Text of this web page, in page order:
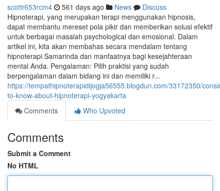
scottr653rcm4 561 days ago News
Discuss
Hipnoterapi, yang merupakan terapi menggunakan hipnosis,
dapat membantu mereset pola pikir dan memberikan solusi efektif
untuk berbagai masalah psychological dan emosional. Dalam
artikel ini, kita akan membahas secara mendalam tentang
hipnoterapi Samarinda dan manfaatnya bagi kesejahteraan
mental Anda. Pengalaman: Pilih praktisi yang sudah
berpengalaman dalam bidang ini dan memiliki r...
https://tempathipnoterapidijogja56555.blogdun.com/33172350/
to-know-about-hipnoterapi-yogyakarta
Comments
Who Upvoted
Comments
Submit a Comment
No HTML